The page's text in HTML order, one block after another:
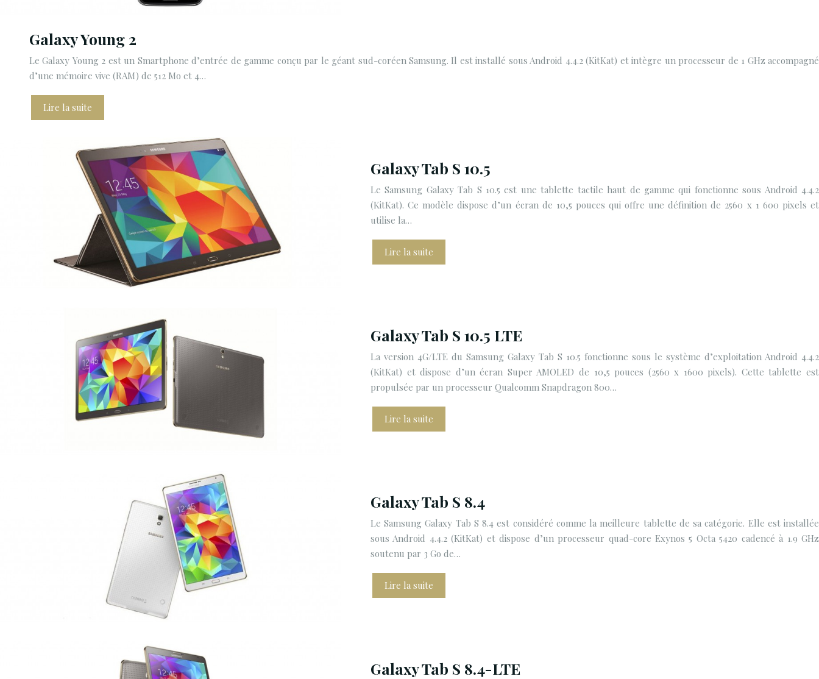
Galaxy Young 2
Le Galaxy Young 2 est un Smartphone d’entrée de gamme conçu par le géant sud-coréen Samsung. Il est installé sous Android 4.4.2 (KitKat) et intègre un processeur de 1 GHz accompagné
d’une mémoire vive (RAM) de 512 Mo et 4…
Lire la suite
Galaxy Tab S 10.5
Le Samsung Galaxy Tab S 10.5 est une tablette tactile haut de gamme qui fonctionne sous Android 4.4.2
(KitKat). Ce modèle dispose d’un écran de 10,5 pouces qui offre une définition de 2560 x 1 600 pixels et
utilise la…
Lire la suite
Galaxy Tab S 10.5 LTE
La version 4G/LTE du Samsung Galaxy Tab S 10.5 fonctionne sous le système d’exploitation Android 4.4.2
(KitKat) et dispose d’un écran Super AMOLED de 10,5 pouces (2560 x 1600 pixels). Cette tablette est
propulsée par un processeur Qualcomm Snapdragon 800…
Lire la suite
Galaxy Tab S 8.4
Le Samsung Galaxy Tab S 8.4 est considéré comme la meilleure tablette de sa catégorie. Elle est installée
sous Android 4.4.2 (KitKat) et dispose d’un processeur quad-core Exynos 5 Octa 5420 cadencé à 1.9 GHz
soutenu par 3 Go de…
Lire la suite
Galaxy Tab S 8.4-LTE